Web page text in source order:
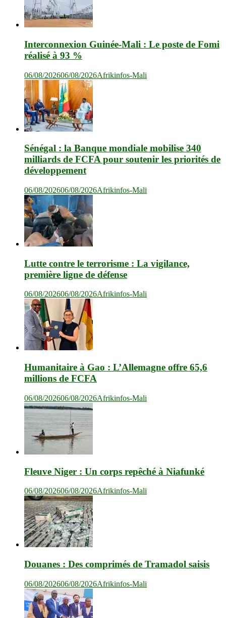
Interconnexion Guinée-Mali : Le poste de Fomi
réalisé à 93 %
06/08/202606/08/2026Afrikinfos-Mali
Sénégal : la Banque mondiale mobilise 340
milliards de FCFA pour soutenir les priorités de
développement
06/08/202606/08/2026Afrikinfos-Mali
Lutte contre le terrorisme : La vigilance,
première ligne de défense
06/08/202606/08/2026Afrikinfos-Mali
Humanitaire à Gao : L’Allemagne offre 65,6
millions de FCFA
06/08/202606/08/2026Afrikinfos-Mali
Fleuve Niger : Un corps repêché à Niafunké
06/08/202606/08/2026Afrikinfos-Mali
Douanes : Des comprimés de Tramadol saisis
06/08/202606/08/2026Afrikinfos-Mali